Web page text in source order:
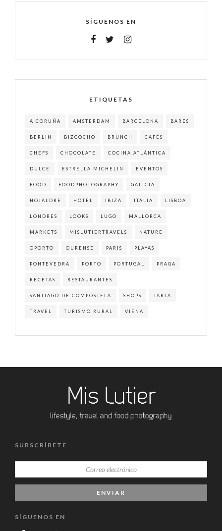
SÍGUENOS EN
ETIQUETAS
A CORUÑA AMSTERDAM BARCELONA BARES
BERLIN BIZCOCHO BRUNCH CAFÉS
CHEFS CHOCOLATE COCINA ATLÁNTICA
DULCE ESTRELLA MICHELIN EVENTOS
FOOD FOODPHOTOGRAPHY GALICIA
HOJALDRE HOTEL IBIZA ITALIA LISBOA
LONDRES LOOKS LUGO MALLORCA
MARKETS MISLUTIERTRAVELS NATURE
OPORTO OURENSE PARIS PLAYAS
PONTEVEDRA PORTO PORTUGAL PRAGA
RECETAS RESTAURANTES
SANTIAGO DE COMPOSTELA SHOPS TARTA
TRAVEL TURISMO RURAL VIENA
SUBSCRÍBETE
SÍGUENOS EN